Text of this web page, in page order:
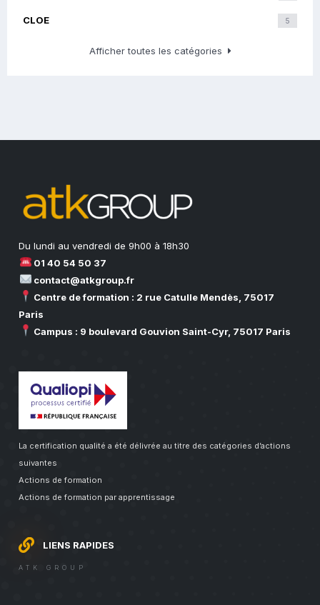
5
CLOE
Afficher toutes les catégories
Du lundi au vendredi de 9h00 à 18h30
01 40 54 50 37
contact@atkgroup.fr
Centre de formation : 2 rue Catulle Mendès, 75017
Paris
Campus : 9 boulevard Gouvion Saint-Cyr, 75017 Paris
La certification qualité a été délivrée au titre des catégories d’actions
suivantes
Actions de formation
Actions de formation par apprentissage
LIENS RAPIDES
ATK GROUP